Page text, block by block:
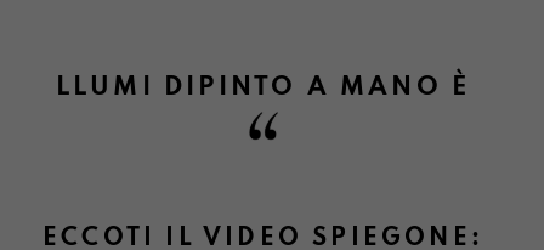
LLUMI DIPINTO A MANO È
ECCOTI IL VIDEO SPIEGONE: